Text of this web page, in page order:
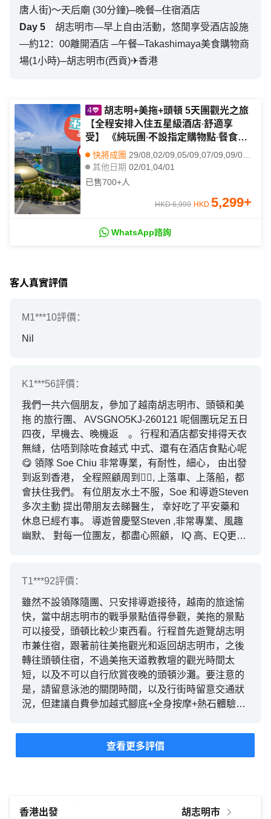
唐人街)～天后廟 (30分鐘)─晚餐─住宿酒店
Day 5
胡志明市—早上自由活動，悠閒享受酒店設施
—約12：00離開酒店 ─午餐─Takashimaya美食購物商
場(1小時)─胡志明市(西貢)✈香港
胡志明+美拖+頭頓 5天團觀光之旅
【全程安排入住五星級酒店‧舒適享
受】 《純玩團‧不設指定購物點‧餐食全
包‧選乘國泰航空直航來回，早去晚
返》
快將成團 29/08,02/09,05/09,07/09,09/09,12/09,14/09,16/09,19/09,21/09,23/09,26/09,28/09,30/09,03/10,05/10,07/10,10/10,12/10,14/10
其他日期 02/01,04/01
已售700+人
HKD 6,999 HKD 5,299+
WhatsApp諮詢
客人真實評價
M1***10評價：
Nil
K1***56評價：
我們一共六個朋友，參加了越南胡志明市、頭頓和美
拖 的旅行團、 AVSGNO5KJ-260121 呢個團玩足五日
四夜，早機去、晚機返 。 行程和酒店都安排得天衣
無縫，估唔到除咗食越式 中式、還有在酒店食點心呢
😋 領隊 Soe Chiu 非常專業，有耐性，細心， 由出發
到返到香港， 全程照顧周到👍🏻, 上落車、上落船，都
會扶住我們。 有位朋友水土不服，Soe 和導遊Steven
多次主動 提出帶朋友去睇醫生， 幸好吃了平安藥和
休息已經冇事。 導遊曾慶堅Steven ,非常專業、風趣
幽默、 對每一位團友，都盡心照顧， IQ 高、EQ更高
能夠解答到。 每到一個景點， Steven亦都介紹和解
嘅團、 真係非常非常開心🤩🤩 還有司機哥哥、駕駛
技術一流👍🏻👍🏻, 非常有禮貌，每次見到佢都笑容滿面,
因為越南現在的天氣還是很熱， 司機哥哥在我們參觀
完景點後， 都預備一張雪凍的濕紙巾，上車時俾我哋
抹汗， 讚讚👍🏻👍🏻 希望下次參加旅行團時，有機會再
見到Soe 和 Steven 🤩
T1***92評價：
雖然不設領隊隨團、只安排導遊接待，越南的旅途愉
快，當中胡志明市的戰爭景點值得參觀，美拖的景點
可以接受，頭頓比較少東西看。行程首先遊覽胡志明
市兼住宿，跟著前往美拖觀光和返回胡志明市，之後
轉往頭頓住宿，不過美拖天道教教壇的觀光時間太
短，以及不可以自行欣賞夜晚的頭頓沙灘。要注意的
是，請留意泳池的關閉時間，以及行街時留意交通狀
況，但建議自費參加越式腳底+全身按摩+熱石體驗…
查看更多評價